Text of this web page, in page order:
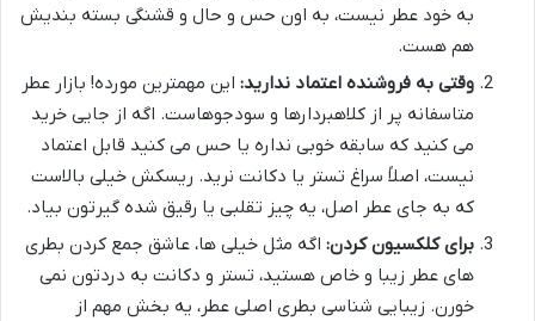
به خود عطر نیست، به اون حس و حال و قشنگی بسته بندیش
هم هست.
وقتی به فروشنده اعتماد ندارید: این مهمترین مورده! بازار عطر
متاسفانه پر از کلاهبردارها و سودجوهاست. اگه از جایی خرید
می کنید که سابقه خوبی نداره یا حس می کنید قابل اعتماد
نیست، اصلاً سراغ تستر یا دکانت نرید. ریسکش خیلی بالاست
که به جای عطر اصل، یه چیز تقلبی یا رقیق شده گیرتون بیاد.
برای کلکسیون کردن: اگه مثل خیلی ها، عاشق جمع کردن بطری
های عطر زیبا و خاص هستید، تستر و دکانت به دردتون نمی
خورن. زیبایی شناسی بطری اصلی عطر، یه بخش مهم از